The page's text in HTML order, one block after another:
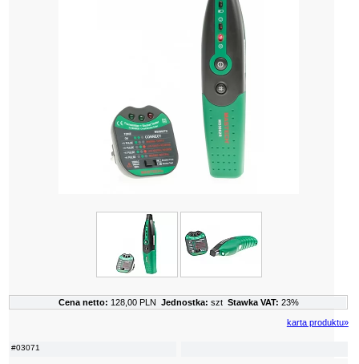
#03071
Cena netto: 128,00 PLN Jednostka: szt Stawka VAT: 23%
karta produktu»